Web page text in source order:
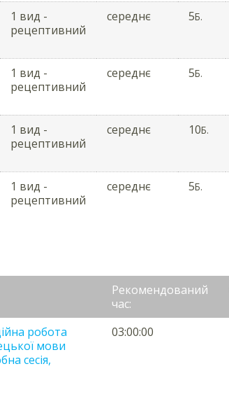
1 вид -
рецептивний
середнє 5Б.
1 вид -
рецептивний
середнє 5Б.
1 вид -
рецептивний
середнє 10Б.
1 вид -
рецептивний
середнє 5Б.
Рекомендований
час:
робота
мови
сесія,
03:00:00